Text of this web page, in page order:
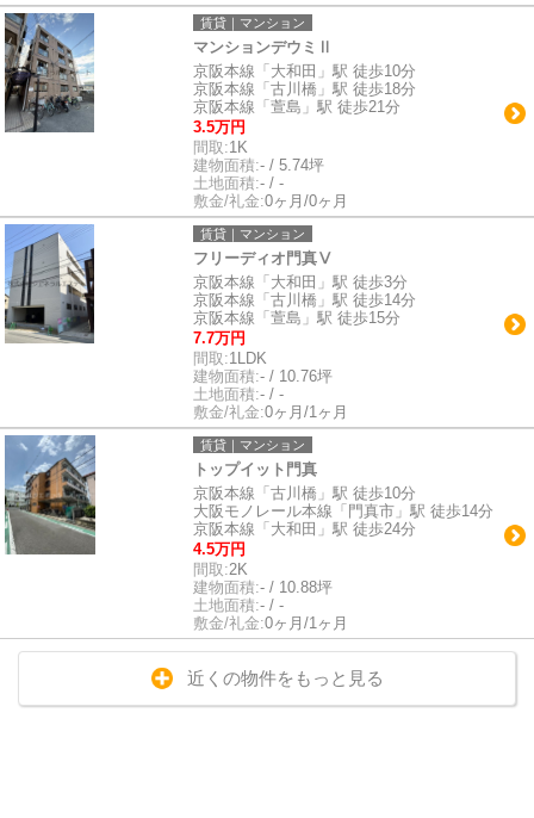
賃貸｜マンション
マンションデウミⅡ
京阪本線「大和田」駅 徒歩10分
京阪本線「古川橋」駅 徒歩18分
京阪本線「萱島」駅 徒歩21分
3.5万円
間取:1K
建物面積:- / 5.74坪
土地面積:- / -
敷金/礼金:0ヶ月/0ヶ月
賃貸｜マンション
フリーディオ門真Ⅴ
京阪本線「大和田」駅 徒歩3分
京阪本線「古川橋」駅 徒歩14分
京阪本線「萱島」駅 徒歩15分
7.7万円
間取:1LDK
建物面積:- / 10.76坪
土地面積:- / -
敷金/礼金:0ヶ月/1ヶ月
賃貸｜マンション
トップイット門真
京阪本線「古川橋」駅 徒歩10分
大阪モノレール本線「門真市」駅 徒歩14分
京阪本線「大和田」駅 徒歩24分
4.5万円
間取:2K
建物面積:- / 10.88坪
土地面積:- / -
敷金/礼金:0ヶ月/1ヶ月
近くの物件をもっと見る